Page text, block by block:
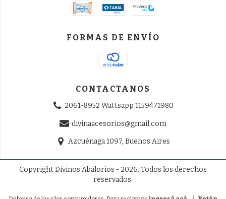
FORMAS DE ENVÍO
CONTACTANOS
2061-8952 Wattsapp 1159471980
divinaacesorios@gmail.com
Azcuénaga 1097, Buenos Aires
Copyright Divinos Abalorios - 2026. Todos los derechos
reservados.